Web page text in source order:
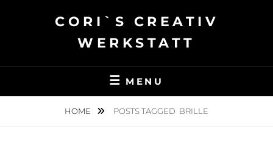
CORI`S CREATIV
WERKSTATT
MENU
HOME POSTS TAGGED BRILLE